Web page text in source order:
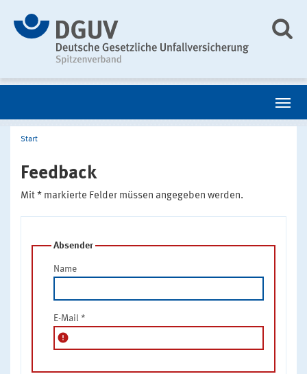
Start
Feedback
Mit * markierte Felder müssen angegeben werden.
Absender
Name
E-Mail *
error